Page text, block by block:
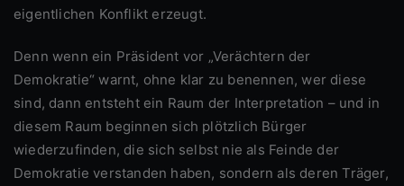
eigentlichen Konflikt erzeugt.
Denn wenn ein Präsident vor „Verächtern der
Demokratie“ warnt, ohne klar zu benennen, wer diese
sind, dann entsteht ein Raum der Interpretation – und in
diesem Raum beginnen sich plötzlich Bürger
wiederzufinden, die sich selbst nie als Feinde der
Demokratie verstanden haben, sondern als deren Träger,